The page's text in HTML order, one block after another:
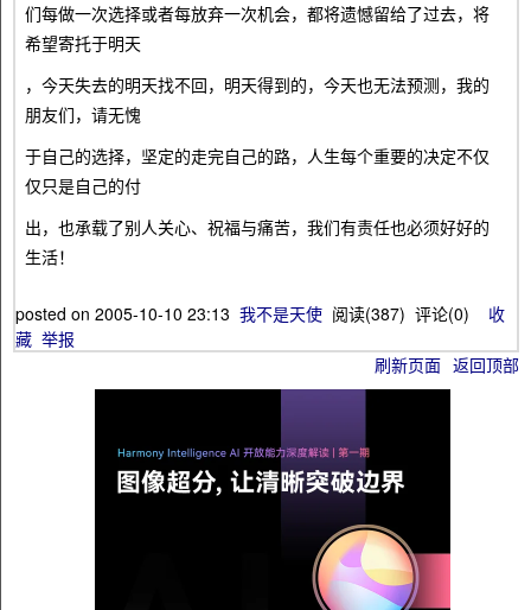
们每做一次选择或者每放弃一次机会，都将遗憾留给了过去，将
希望寄托于明天
，今天失去的明天找不回，明天得到的，今天也无法预测，我的
朋友们，请无愧
于自己的选择，坚定的走完自己的路，人生每个重要的决定不仅
仅只是自己的付
出，也承载了别人关心、祝福与痛苦，我们有责任也必须好好的
生活！
posted on 2005-10-10 23:13 我不是天使 阅读(387) 评论(0) 收
藏 举报
刷新页面 返回顶部